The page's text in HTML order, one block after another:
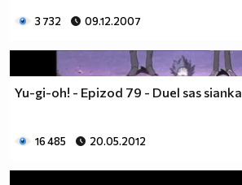
3 732 09.12.2007
Yu-gi-oh! - Epizod 79 - Duel sas sianka
16 485 20.05.2012